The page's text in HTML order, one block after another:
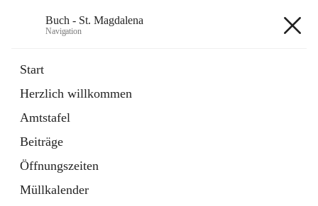
Buch - St. Magdalena
Navigation
Start
Herzlich willkommen
Amtstafel
Beiträge
Öffnungszeiten
Müllkalender
11 Schnellzugriffe
Bürgerservice
10 Schnellzugriffe